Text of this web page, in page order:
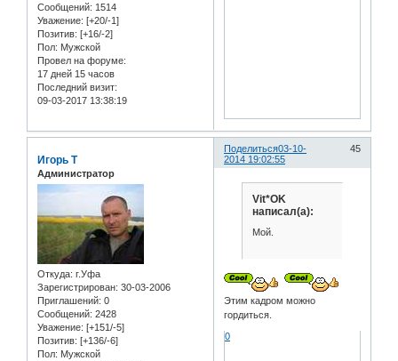
Сообщений: 1514
Уважение: [+20/-1]
Позитив: [+16/-2]
Пол: Мужской
Провел на форуме:
17 дней 15 часов
Последний визит:
09-03-2017 13:38:19
Поделиться 45
03-10-
2014 19:02:55
Игорь Т
Администратор
Откуда: г.Уфа
Зарегистрирован: 30-03-2006
Приглашений: 0
Сообщений: 2428
Уважение: [+151/-5]
Позитив: [+136/-6]
Пол: Мужской
Vit*OK
написал(а):
Мой.
Этим кадром можно
гордиться.
0